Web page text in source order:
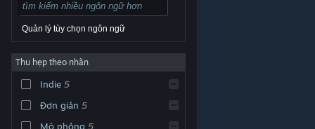
thương hiệu là tài sản của chủ sở hữu tương ứng tại
Pháp lý
Hỗ trợ tiếp cận
ký Steam
|Hoàn tiền |
Quản lý tùy chọn ngôn ngữ
Thu hẹp theo nhãn
Indie 5
Đơn giản 5
Mô phỏng 5